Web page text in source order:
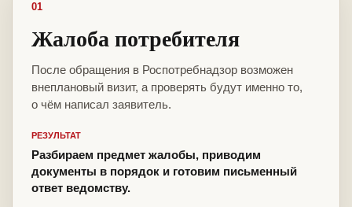
01
Жалоба потребителя
После обращения в Роспотребнадзор возможен
внеплановый визит, а проверять будут именно то,
о чём написал заявитель.
РЕЗУЛЬТАТ
Разбираем предмет жалобы, приводим
документы в порядок и готовим письменный
ответ ведомству.